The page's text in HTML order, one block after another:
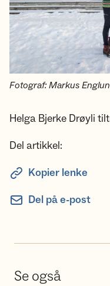
Fotograf: Markus
Helga Bjerke Drøyli
Del artikkel:
Kopier lenke
Del på e-post
Se også